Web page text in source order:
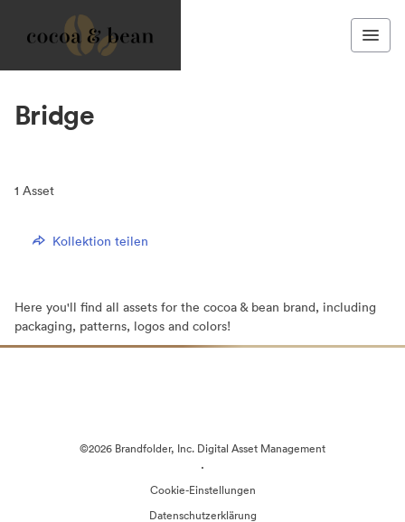
Bridge
1 Asset
Kollektion teilen
Here you'll find all assets for the cocoa & bean brand, including
packaging, patterns, logos and colors!
©2026 Brandfolder, Inc. Digital Asset Management
·
Cookie-Einstellungen
Datenschutzerklärung